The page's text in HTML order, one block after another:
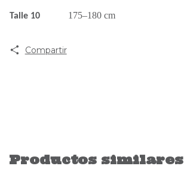
Talle 10 175–180 cm
Compartir
Productos similares